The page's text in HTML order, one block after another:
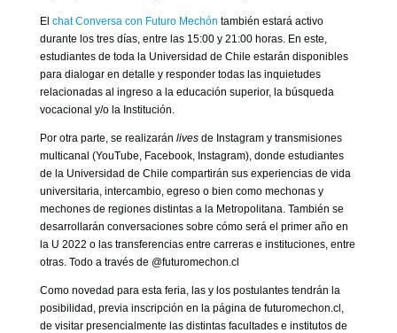
El chat Conversa con Futuro Mechón también estará activo
durante los tres días, entre las 15:00 y 21:00 horas. En este,
estudiantes de toda la Universidad de Chile estarán disponibles
para dialogar en detalle y responder todas las inquietudes
relacionadas al ingreso a la educación superior, la búsqueda
vocacional y/o la Institución.
Por otra parte, se realizarán livesde Instagram y transmisiones
multicanal (YouTube, Facebook, Instagram), donde estudiantes
de la Universidad de Chile compartirán sus experiencias de vida
universitaria, intercambio, egreso o bien como mechonas y
mechones de regiones distintas a la Metropolitana. También se
desarrollarán conversaciones sobre cómo será el primer año en
la U 2022 o las transferencias entre carreras e instituciones, entre
otras. Todo a través de @futuromechon.cl
Como novedad para esta feria, las y los postulantes tendrán la
posibilidad, previa inscripción en la página de futuromechon.cl,
de visitar presencialmente las distintas facultades e institutos de